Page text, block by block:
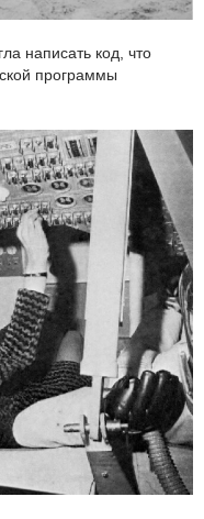
написать код, что
программы